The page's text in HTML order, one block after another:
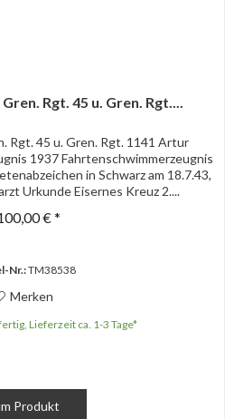
Rgt. 45 u. Gren. Rgt....
Rgt. 45 u. Gren. Rgt. 1141 Artur
1937 Fahrtenschwimmerzeugnis
in Schwarz am 18.7.43,
Urkunde Eisernes Kreuz 2....
€ *
Nr.:TM38538
Merken
Lieferzeit ca. 1-3 Tage*
Produkt